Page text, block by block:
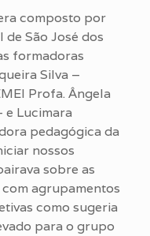
composto por
São José dos
formadoras
Silva –
Profa. Ângela
e Lucimara
pedagógica da
nossos
sobre as
agrupamentos
como sugeria
para o grupo